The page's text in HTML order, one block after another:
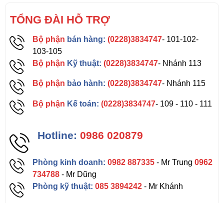
TỔNG ĐÀI HỖ TRỢ
Bộ phận bán hàng: (0228)3834747- 101-102-
103-105
Bộ phận Kỹ thuật: (0228)3834747- Nhánh 113
Bộ phận bảo hành: (0228)3834747- Nhánh 115
Bộ phận Kế toán: (0228)3834747- 109 - 110 - 111
Hotline: 0986 020879
Phòng kinh doanh: 0982 887335 - Mr Trung0962
734788 - Mr Dũng
Phòng kỹ thuật:085 3894242 - Mr Khánh